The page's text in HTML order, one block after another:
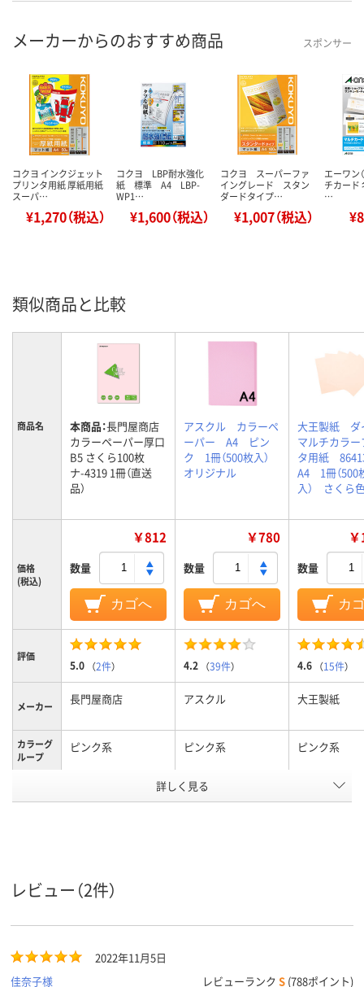
メーカーからのおすすめ商品 スポンサー
コクヨ インクジェット
プリンタ用紙 厚紙用紙
スーパ…
¥1,270（税込）
コクヨ LBP耐水強化
紙 標準 A4 LBP-
WP1…
¥1,600（税込）
コクヨ スーパーファ
イングレード スタン
ダードタイプ…
¥1,007（税込）
エーワン
チカード
…
類似商品と比較
商品名 本商品：長門屋商店
カラーペーパー厚口
B5 さくら100枚
ナ-4319 1冊（直送
品）
アスクル カラーペ
ーパー A4 ピン
ク 1冊（500枚入）
オリジナル
大王製紙 ダ
マルチカラ
タ用紙
A4 1冊（500
入） さくら
価格
(税込)
￥812
数量
カゴへ
￥780
数量
カゴへ
数量
カ
評価
5.0 （2件） 4.2 （39件） 4.6 （15件）
メーカー 長門屋商店 アスクル 大王製紙
カラーグ
ループ
ピンク系 ピンク系 ピンク系
スコア
詳しく見る
レビュー（2件）
2022年11月5日
佳奈子様
レビューランク S (788ポイント)